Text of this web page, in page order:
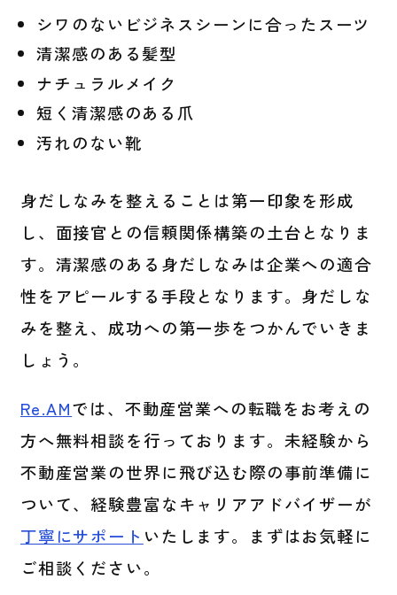
シワのないビジネスシーンに合ったスーツ
清潔感のある髪型
ナチュラルメイク
短く清潔感のある爪
汚れのない靴
身だしなみを整えることは第一印象を形成
し、面接官との信頼関係構築の土台となりま
す。清潔感のある身だしなみは企業への適合
性をアピールする手段となります。身だしな
みを整え、成功への第一歩をつかんでいきま
しょう。
Re.AMでは、不動産営業への転職をお考えの
方へ無料相談を行っております。未経験から
不動産営業の世界に飛び込む際の事前準備に
ついて、経験豊富なキャリアアドバイザーが
丁寧にサポート いたします。まずはお気軽に
ご相談ください。